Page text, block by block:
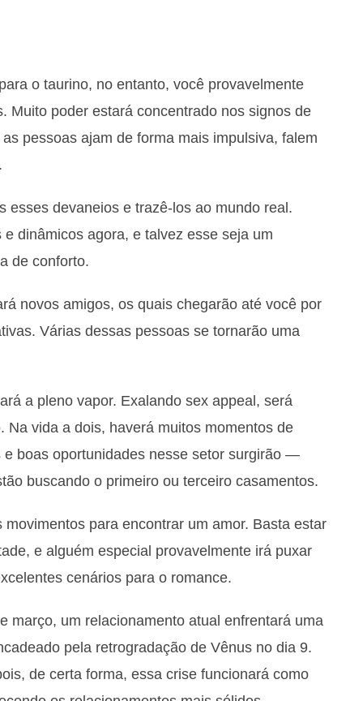
o taurino, no entanto, você provavelmente
Muito poder estará concentrado nos signos de
pessoas ajam de forma mais impulsiva, falem
esses devaneios e trazê-los ao mundo real.
dinâmicos agora, e talvez esse seja um
de conforto.
novos amigos, os quais chegarão até você por
Várias dessas pessoas se tornarão uma
a pleno vapor. Exalando sex appeal, será
vida a dois, haverá muitos momentos de
boas oportunidades nesse setor surgirão —
buscando o primeiro ou terceiro casamentos.
para encontrar um amor. Basta estar
e alguém especial provavelmente irá puxar
cenários para o romance.
março, um relacionamento atual enfrentará uma
pela retrogradação de Vênus no dia 9.
de certa forma, essa crise funcionará como